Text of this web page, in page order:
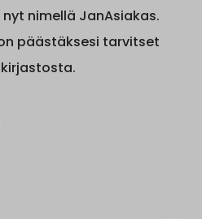
nimellä JanAsiakas.
päästäksesi tarvitset